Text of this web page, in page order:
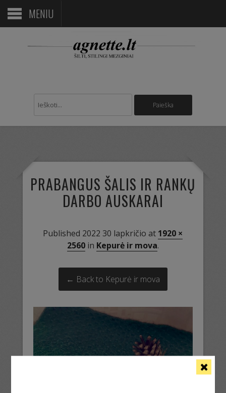
MENIU
PRABANGUS ŠALIS IR RANKŲ
DARBO AUSKARAI
Published 2022 30 lapkričio at 1920 ×
2560in Kepurė ir mova.
← Back to Kepurė ir mova